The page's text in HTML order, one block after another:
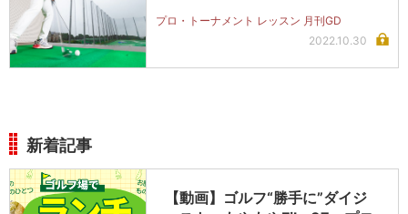
プロ・トーナメント レッスン 月刊GD
2022.10.30
新着記事
【動画】ゴルフ“勝手に”ダイジ